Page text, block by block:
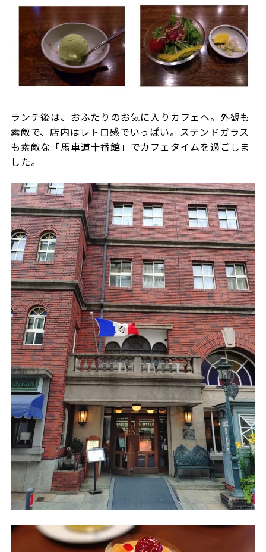
ランチ後は、おふたりのお気に入りカフェへ。外観も
素敵で、店内はレトロ感でいっぱい。ステンドガラス
も素敵な「馬車道十番館」でカフェタイムを過ごしま
した。